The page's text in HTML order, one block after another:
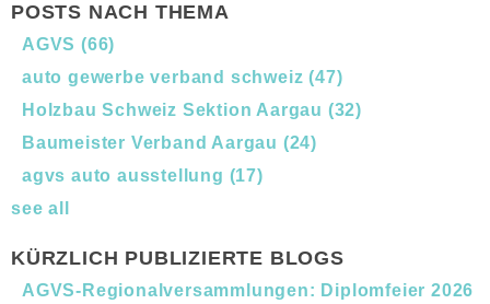
POSTS NACH THEMA
AGVS (66)
auto gewerbe verband schweiz(47)
Holzbau Schweiz Sektion Aargau (32)
Baumeister Verband Aargau (24)
agvs auto ausstellung (17)
see all
KÜRZLICH PUBLIZIERTE BLOGS
AGVS-Regionalversammlungen: Diplomfeier 2026